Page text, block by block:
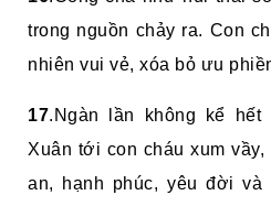
trong nguồn chảy ra. Con
nhiên vui vẻ, xóa bỏ ưu
17.Ngàn lần không kể hết
Xuân tới con cháu xum
an, hạnh phúc, yêu đời và